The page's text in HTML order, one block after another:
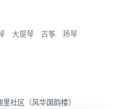
大提琴 古筝 扬琴
社区（风华国韵楼）